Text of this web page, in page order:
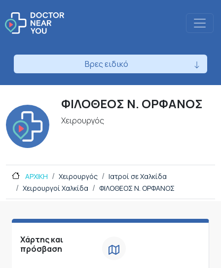
Βρες ειδικό
ΦΙΛΟΘΕΟΣ Ν. ΟΡΦΑΝΟΣ
Χειρουργός
ΑΡΧΙΚΗ Χειρουργός
Ιατροί σε Χαλκίδα
Χειρουργοί Χαλκίδα
ΦΙΛΟΘΕΟΣ Ν. ΟΡΦΑΝΟΣ
Χάρτης και
πρόσβαση